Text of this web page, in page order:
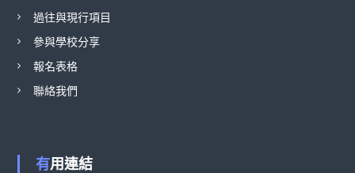
過往與現行項目
參與學校分享
報名表格
聯絡我們
有用連結